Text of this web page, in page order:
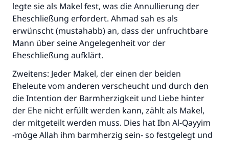
legte sie als Makel fest, was die Annullierung der
Eheschließung erfordert. Ahmad sah es als
erwünscht (mustahabb) an, dass der unfruchtbare
Mann über seine Angelegenheit vor der
Eheschließung aufklärt.
Zweitens: Jeder Makel, der einen der beiden
Eheleute vom anderen verscheucht und durch den
die Intention der Barmherzigkeit und Liebe hinter
der Ehe nicht erfüllt werden kann, zählt als Makel,
der mitgeteilt werden muss. Dies hat Ibn Al-Qayyim
-möge Allah ihm barmherzig sein- so festgelegt und